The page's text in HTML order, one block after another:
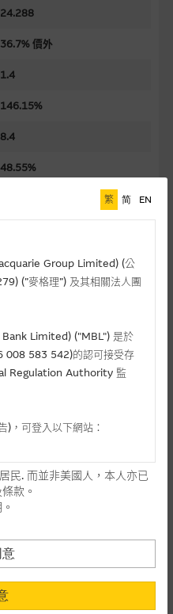
24.288
36.7% 價外
1.4
146.15%
8.4
48.55%
02/06/2026
25/11/2026
5,000
繁 简 EN
Group Limited) (公
(”麥格理”) 及其相關法人團
Limited) ("MBL") 是於
008 583 542)的認可接受存
Regulation Authority 監
)，可登入以下網站：
另行通知，如閣下欲取麥格
。
本網站內容無意要約或唆使
工具(不論在參考條款上或在
個別段落則屬例外。
民. 而並非美國人，本人亦已
款。